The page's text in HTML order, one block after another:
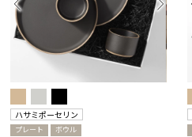
ハサミポーセリン
プレート ボウル